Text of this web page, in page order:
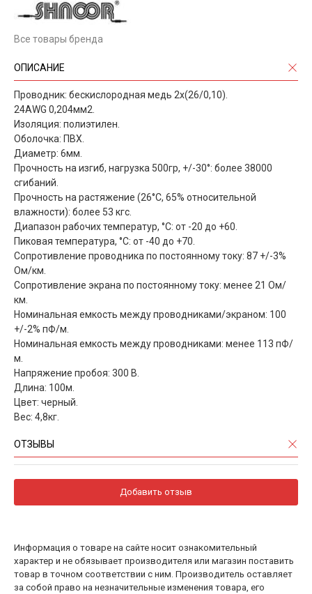
Все товары бренда
ОПИСАНИЕ
Проводник: бескислородная медь 2х(26/0,10).
24AWG 0,204мм2.
Изоляция: полиэтилен.
Оболочка: ПВХ.
Диаметр: 6мм.
Прочность на изгиб, нагрузка 500гр, +/-30°: более 38000
сгибаний.
Прочность на растяжение (26°C, 65% относительной
влажности): более 53 кгс.
Диапазон рабочих температур, °С: от -20 до +60.
Пиковая температура, °С: от -40 до +70.
Сопротивление проводника по постоянному току: 87 +/-3%
Ом/км.
Сопротивление экрана по постоянному току: менее 21 Ом/
км.
Номинальная емкость между проводниками/экраном: 100
+/-2% пФ/м.
Номинальная емкость между проводниками: менее 113 пФ/
м.
Напряжение пробоя: 300 В.
Длина: 100м.
Цвет: черный.
Вес: 4,8кг.
ОТЗЫВЫ
Добавить отзыв
Информация о товаре на сайте носит ознакомительный
характер и не обязывает производителя или магазин поставить
товар в точном соответствии с ним. Производитель оставляет
за собой право на незначительные изменения товара, его